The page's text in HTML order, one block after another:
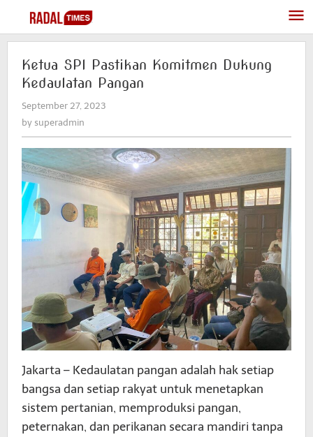
content
Ketua SPI Pastikan Komitmen Dukung
Kedaulatan Pangan
September 27, 2023
by superadmin
Jakarta – Kedaulatan pangan adalah hak setiap
bangsa dan setiap rakyat untuk menetapkan
sistem pertanian, memproduksi pangan,
peternakan, dan perikanan secara mandiri tanpa